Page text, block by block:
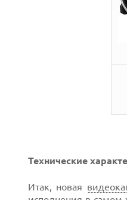
Технические
Итак, новая